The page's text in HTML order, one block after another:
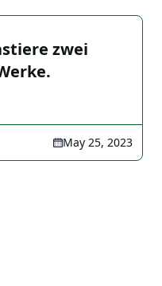
zwei
May 25, 2023